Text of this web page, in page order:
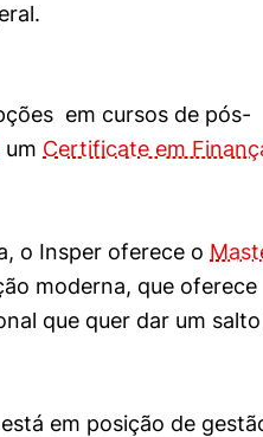
em cursos de pós-
um Certificate em
o Insper oferece o
moderna, que oferece
que quer dar um
em posição de